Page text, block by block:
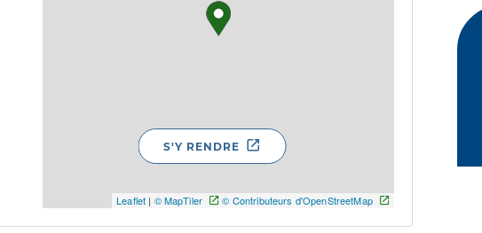
Leaflet | © MapTiler © Contributeurs d'OpenStreetMap
S'Y RENDRE